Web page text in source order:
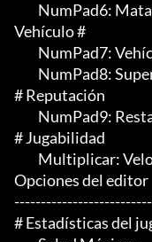
Vehículo #
# Reputación
# Jugabilidad
Opciones del editor
# Estadísticas del